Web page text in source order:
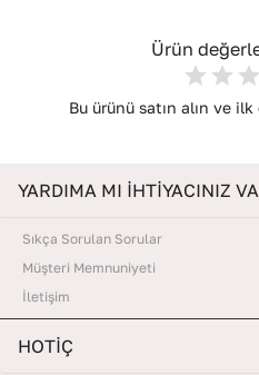
Ürün
Bu ürünü satın alın ve
YARDIMA MI İHTİYACINIZ
Sıkça Sorulan Sorular
Müşteri Memnuniyeti
İletişim
HOTİÇ